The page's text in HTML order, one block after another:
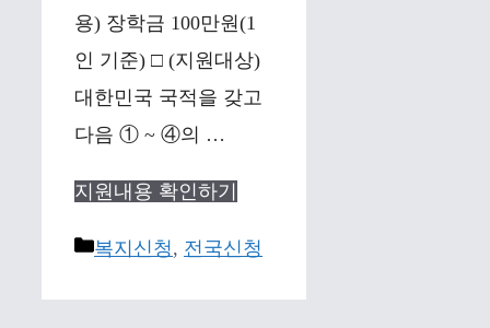
용) 장학금 100만원(1
인 기준) □ (지원대상)
대한민국 국적을 갖고
다음 ① ~ ④의 …
지원내용 확인하기
Categories
복지신청, 전국신청